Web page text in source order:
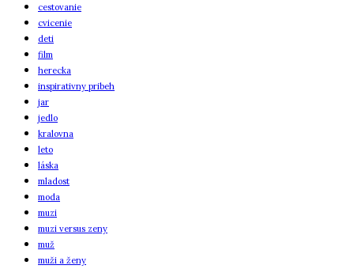
cestovanie
cvicenie
deti
film
herecka
inspirativny pribeh
jar
jedlo
kralovna
leto
láska
mladost
moda
muzi
muzi versus zeny
muž
muži a ženy